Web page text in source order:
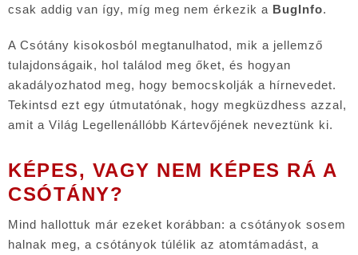
csak addig van így, míg meg nem érkezik a BugInfo.
A Csótány kisokosból megtanulhatod, mik a jellemző
tulajdonságaik, hol találod meg őket, és hogyan
akadályozhatod meg, hogy bemocskolják a hírnevedet.
Tekintsd ezt egy útmutatónak, hogy megküzdhess azzal,
amit a Világ Legellenállóbb Kártevőjének neveztünk ki.
KÉPES, VAGY NEM KÉPES RÁ A
CSÓTÁNY?
Mind hallottuk már ezeket korábban: a csótányok sosem
halnak meg, a csótányok túlélik az atomtámadást, a